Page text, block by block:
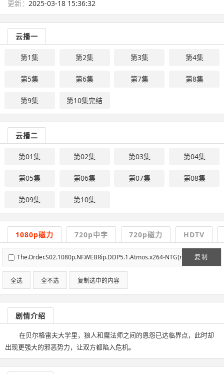
更新： 2025-03-18 15:36:32
云播一
第1集 第2集 第3集 第4集
第5集 第6集 第7集 第8集
第9集 第10集完结
云播二
第01集 第02集 第03集 第04集
第05集 第06集 第07集 第08集
第09集 第10集
1080p磁力 720p中字 720p磁力 HDTV
复制
The.Order.S02.1080p.NF.WEBRip.DDP5.1.Atmos.x264-NTG[r
artv]
全选 全不选 复制选中的内容
剧情介绍
在贝尔格雷夫大学里，狼人和魔法师之间的恩怨已达临界点，此时却
出现更强大的邪恶势力，让双方都陷入危机。